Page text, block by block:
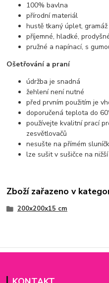
100% bavlna
přírodní materiál
hustě tkaný úplet,
příjemné, hladké,
pružné a napínací, s
Ošetřování a praní
údržba je snadná
žehlení není nutné
před prvním použitím je
doporučená teplota do
používejte kvalitní prací
zesvětlovačů
nesušte na přímém
lze sušit v sušičce na
Zboží zařazeno v
200x200x15 cm